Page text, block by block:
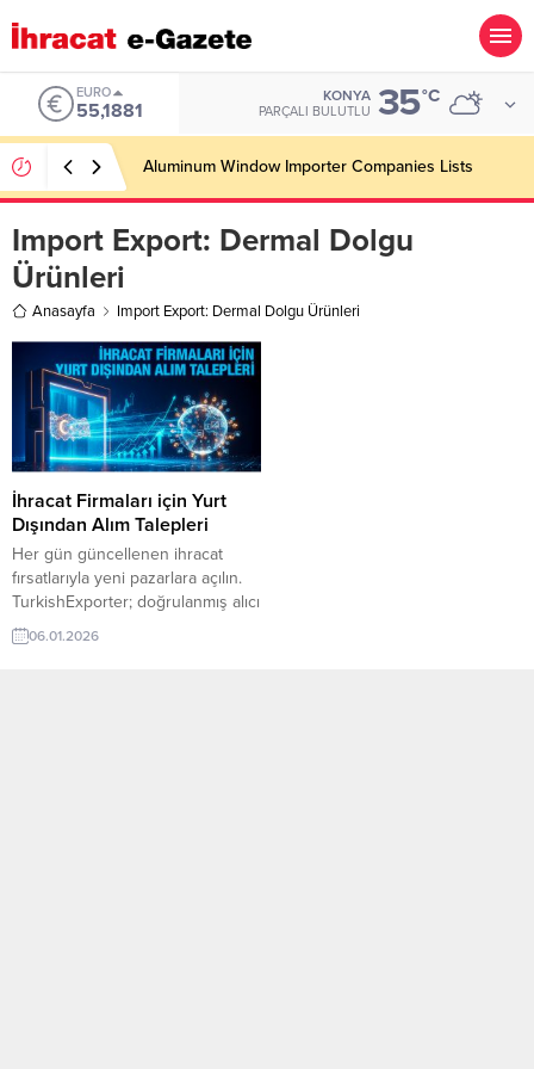
EURO
55,1881
KONYA
PARÇALI BULUTLU 35°C
Aluminum Window Importer Companies Lists
Import Export: Dermal Dolgu
Ürünleri
Anasayfa Import Export: Dermal Dolgu Ürünleri
İhracat Firmaları için Yurt
Dışından Alım Talepleri
Her gün güncellenen ihracat
fırsatlarıyla yeni pazarlara açılın.
TurkishExporter; doğrulanmış alıcı
talepleri, sektör bazlı ilanlar ve
hedef ülke odaklı eşleştirmelerle
06.01.2026